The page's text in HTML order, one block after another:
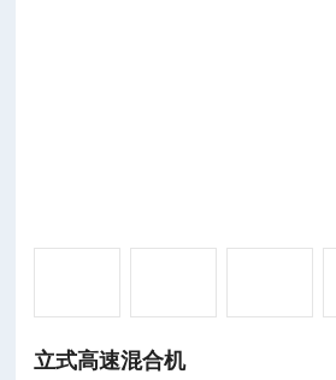
立式高速混合机